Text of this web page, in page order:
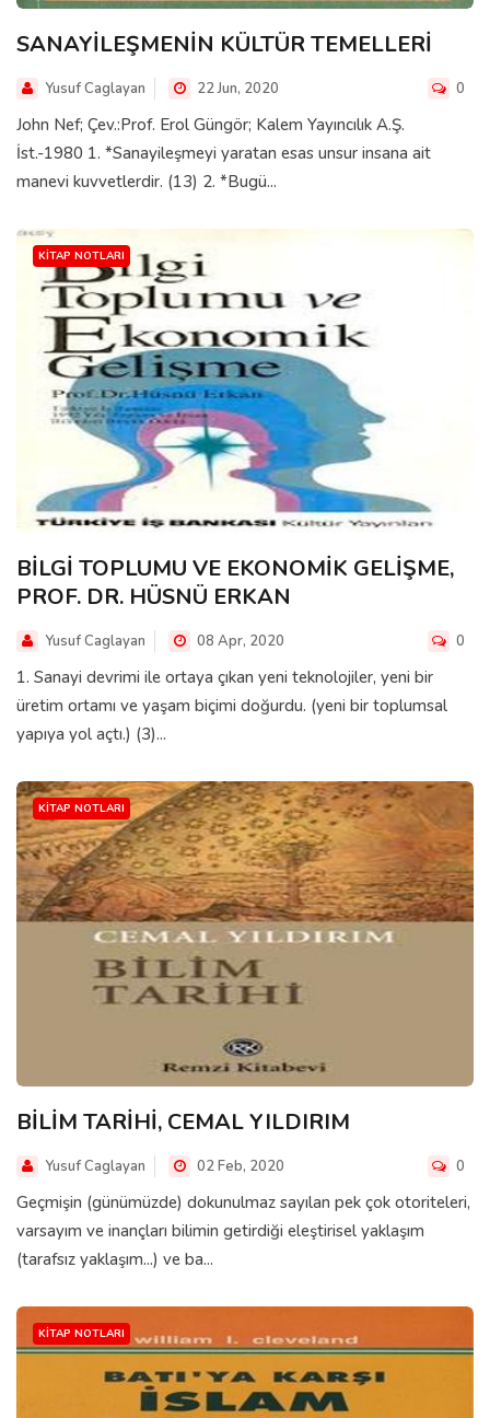
SANAYİLEŞMENİN KÜLTÜR TEMELLERİ
Yusuf Caglayan 22 Jun, 2020 0
John Nef; Çev.:Prof. Erol Güngör; Kalem Yayıncılık A.Ş.
İst.-1980 1. *Sanayileşmeyi yaratan esas unsur insana ait
manevi kuvvetlerdir. (13) 2. *Bugü...
KITAP NOTLARI
BİLGİ TOPLUMU VE EKONOMİK GELİŞME,
PROF. DR. HÜSNÜ ERKAN
Yusuf Caglayan 08 Apr, 2020 0
1. Sanayi devrimi ile ortaya çıkan yeni teknolojiler, yeni bir
üretim ortamı ve yaşam biçimi doğurdu. (yeni bir toplumsal
yapıya yol açtı.) (3)...
KITAP NOTLARI
BİLİM TARİHİ, CEMAL YILDIRIM
Yusuf Caglayan 02 Feb, 2020 0
Geçmişin (günümüzde) dokunulmaz sayılan pek çok otoriteleri,
varsayım ve inançları bilimin getirdiği eleştirisel yaklaşım
(tarafsız yaklaşım...) ve ba...
KITAP NOTLARI